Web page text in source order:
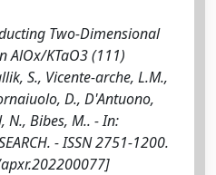
Two‐Dimensional
AlOx/KTaO3 (111)
S., Vicente‐arche, L.M.,
D., D'Antuono,
N., Bibes, M.. - In:
- ISSN 2751-1200.